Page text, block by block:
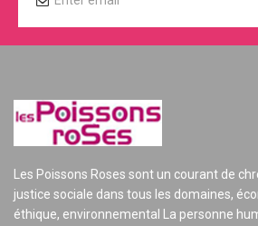
Les Poissons Roses sont un courant de
justice sociale dans tous les domaines,
éthique, environnemental La personne